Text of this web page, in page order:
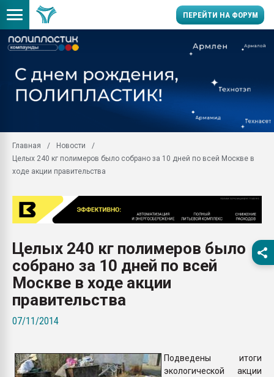
ПЕРЕЙТИ НА ФОРУМ
заводу пластмасс"
28.07.2026
первый план в
28.07.2026
ситуацией на
Главная
Новости
Целых 240 кг полимеров было собрано за 10 дней по всей Москве в
ходе акции правительства
Целых 240 кг полимеров было
собрано за 10 дней по всей
Москве в ходе акции
правительства
07/11/2014
Подведены итоги
экологической акции